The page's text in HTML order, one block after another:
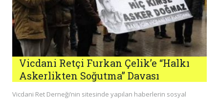
Vicdani Retçi Furkan Çelik’e “Halkı
Askerlikten Soğutma” Davası
Vicdani Ret Derneği’nin sitesinde yapılan haberlerin sosyal